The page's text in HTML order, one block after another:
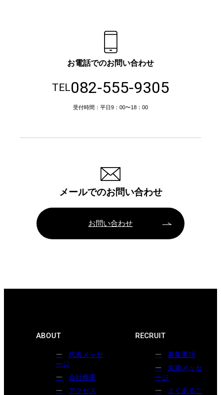
お電話でのお問い合わせ
TEL082-555-9305
受付時間：平日9：00〜18：00
メールでのお問い合わせ
お問い合わせ
ABOUT
代表メッセ
ージ
会社概要
アクセス
RECRUIT
募集要項
先輩メッセ
ージ
よくあるご